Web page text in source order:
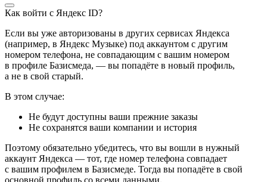
Как войти с Яндекс ID?
Если вы уже авторизованы в других сервисах Яндекса
(например, в Яндекс Музыке) под аккаунтом с другим
номером телефона, не совпадающим с вашим номером
в профиле Базисмеда, — вы попадёте в новый профиль,
а не в свой старый.
В этом случае:
Не будут доступны ваши прежние заказы
Не сохранятся ваши компании и история
Поэтому обязательно убедитесь, что вы вошли в нужный
аккаунт Яндекса — тот, где номер телефона совпадает
с вашим профилем в Базисмеде. Тогда вы попадёте в свой
основной профиль со всеми данными.